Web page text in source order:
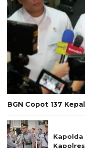
BGN Copot 137
Kapolda